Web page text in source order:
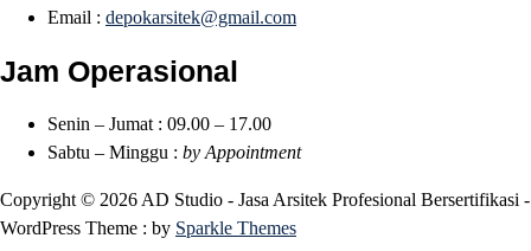
Email : depokarsitek@gmail.com
Jam Operasional
Senin – Jumat : 09.00 – 17.00
Sabtu – Minggu : by Appointment
Copyright © 2026 AD Studio - Jasa Arsitek Profesional Bersertifikasi -
WordPress Theme : by Sparkle Themes